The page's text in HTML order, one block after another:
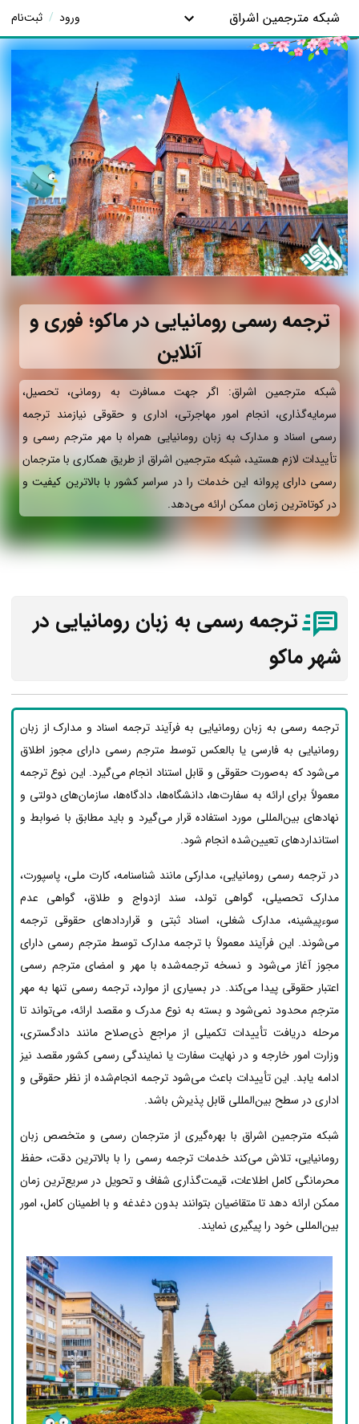
شبکه مترجمین اشراق ورود / ثبت‌نام
ترجمه رسمی رومانیایی در ماکو؛ فوری و
آنلاین
شبکه مترجمین اشراق: اگر جهت مسافرت به رومانی، تحصیل،
سرمایه‌گذاری، انجام امور مهاجرتی، اداری و حقوقی نیازمند ترجمه
رسمی اسناد و مدارک به زبان رومانیایی همراه با مهر مترجم رسمی و
تأییدات لازم هستید، شبکه مترجمین اشراق از طریق همکاری با مترجمان
رسمی دارای پروانه این خدمات را در سراسر کشور با بالاترین کیفیت و
در کوتاه‌ترین زمان ممکن ارائه می‌دهد.
ترجمه رسمی به زبان رومانیایی در
شهر ماکو
ترجمه رسمی به زبان رومانیایی به فرآیند ترجمه اسناد و مدارک از زبان
رومانیایی به فارسی یا بالعکس توسط مترجم رسمی دارای مجوز اطلاق
می‌شود که به‌صورت حقوقی و قابل استناد انجام می‌گیرد. این نوع ترجمه
معمولاً برای ارائه به سفارت‌ها، دانشگاه‌ها، دادگاه‌ها، سازمان‌های دولتی و
نهادهای بین‌المللی مورد استفاده قرار می‌گیرد و باید مطابق با ضوابط و
استانداردهای تعیین‌شده انجام شود.
در ترجمه رسمی رومانیایی، مدارکی مانند شناسنامه، کارت ملی، پاسپورت،
مدارک تحصیلی، گواهی تولد، سند ازدواج و طلاق، گواهی عدم
سوءپیشینه، مدارک شغلی، اسناد ثبتی و قراردادهای حقوقی ترجمه
می‌شوند. این فرآیند معمولاً با ترجمه مدارک توسط مترجم رسمی دارای
مجوز آغاز می‌شود و نسخه ترجمه‌شده با مهر و امضای مترجم رسمی
اعتبار حقوقی پیدا می‌کند. در بسیاری از موارد، ترجمه رسمی تنها به مهر
مترجم محدود نمی‌شود و بسته به نوع مدرک و مقصد ارائه، می‌تواند تا
مرحله دریافت تأییدات تکمیلی از مراجع ذی‌صلاح مانند دادگستری،
وزارت امور خارجه و در نهایت سفارت یا نمایندگی رسمی کشور مقصد نیز
ادامه یابد. این تأییدات باعث می‌شود ترجمه انجام‌شده از نظر حقوقی و
اداری در سطح بین‌المللی قابل پذیرش باشد.
شبکه مترجمین اشراق با بهره‌گیری از مترجمان رسمی و متخصص زبان
رومانیایی، تلاش می‌کند خدمات ترجمه رسمی را با بالاترین دقت، حفظ
محرمانگی کامل اطلاعات، قیمت‌گذاری شفاف و تحویل در سریع‌ترین زمان
ممکن ارائه دهد تا متقاضیان بتوانند بدون دغدغه و با اطمینان کامل، امور
بین‌المللی خود را پیگیری نمایند.